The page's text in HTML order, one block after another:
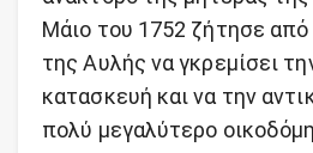
Μάιο του 1752 ζήτησε από
της Αυλής να γκρεμίσει
κατασκευή και να την
πολύ μεγαλύτερο